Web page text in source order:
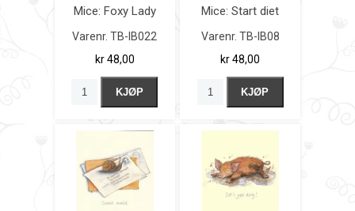
Mice: Foxy Lady
Varenr. TB-IB022
kr 48,00
KJØP
Mice: Start diet
Varenr. TB-IB08
kr 48,00
KJØP